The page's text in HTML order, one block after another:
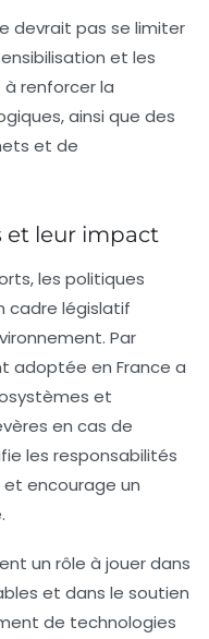
devrait pas se limiter
et les
renforcer la
ainsi que des
et de
et leur impact
les politiques
cadre législatif
Par
adoptée en France a
et
en cas de
les responsabilités
encourage un
un rôle à jouer dans
et dans le soutien
de technologies